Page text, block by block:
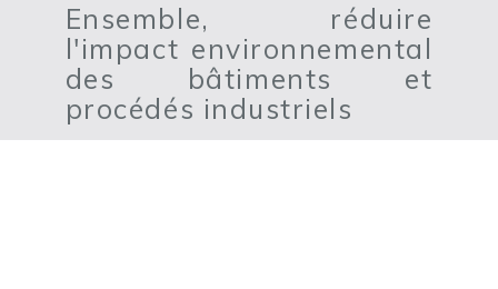
Ensemble, réduire
l'impact environnemental
des bâtiments et
procédés industriels